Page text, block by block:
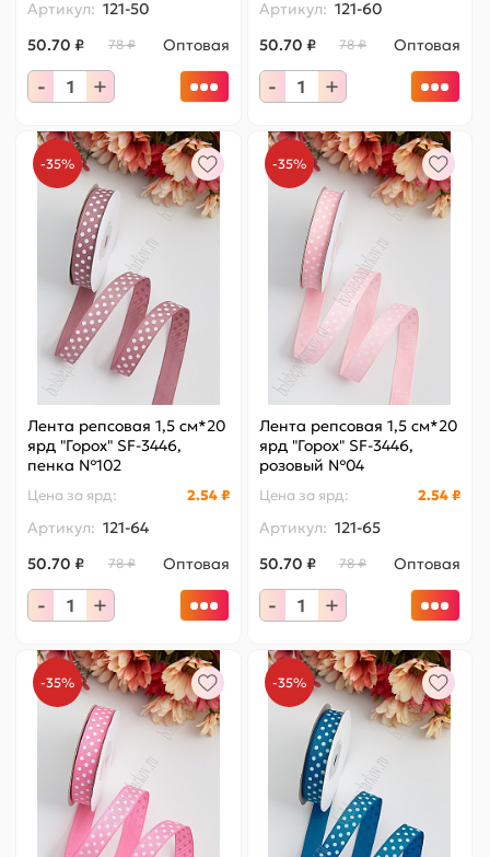
Артикул: 121-50
50.70 ₽
78 ₽ Оптовая
- +
Артикул: 121-60
50.70 ₽
78 ₽ Оптовая
- +
-35%
Лента репсовая 1,5 см*20
ярд "Горох" SF-3446,
пенка №102
Цена за ярд: 2.54 ₽
Артикул: 121-64
50.70 ₽
78 ₽ Оптовая
- +
-35%
Лента репсовая 1,5 см*20
ярд "Горох" SF-3446,
розовый №04
Цена за ярд: 2.54 ₽
Артикул: 121-65
50.70 ₽
78 ₽ Оптовая
- +
-35% -35%